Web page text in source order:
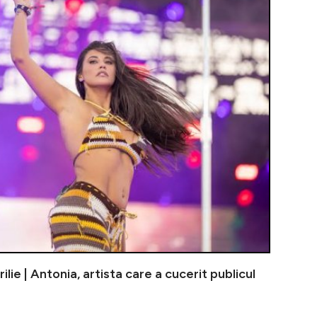
| Antonia, artista care a cucerit publicul